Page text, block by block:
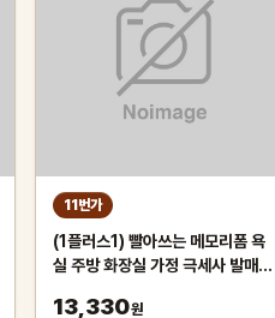
11번가
(1플러스1) 빨아쓰는 메모리폼 욕
실 주방 화장실 가정 극세사 발매트
13,330원